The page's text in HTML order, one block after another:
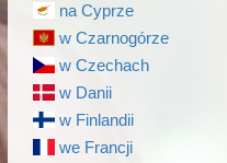
na Cyprze
w Czarnogórze
w Czechach
w Danii
w Finlandii
we Francji